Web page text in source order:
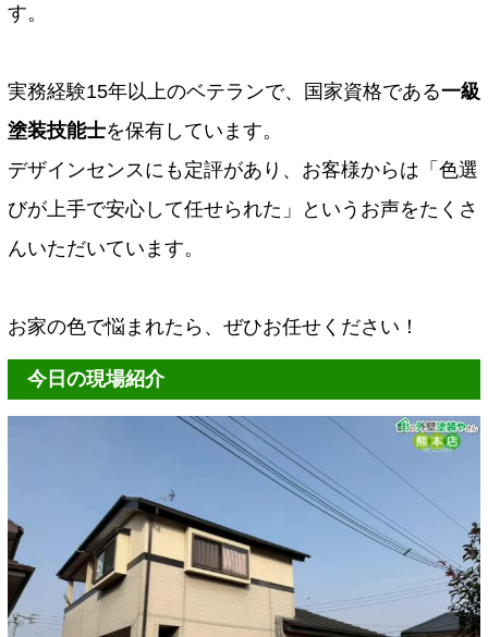
す。
実務経験15年以上のベテランで、国家資格である一級
塗装技能士を保有しています。
デザインセンスにも定評があり、お客様からは「色選
びが上手で安心して任せられた」というお声をたくさ
んいただいています。
お家の色で悩まれたら、ぜひお任せください！
今日の現場紹介